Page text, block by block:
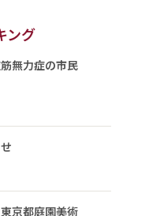
ング
無力症の市民
京都庭園美術